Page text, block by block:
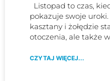
Listopad to czas,
pokazuje swoje
kasztany i żołędzie
otoczenia, ale także
CZYTAJ WIĘCEJ...